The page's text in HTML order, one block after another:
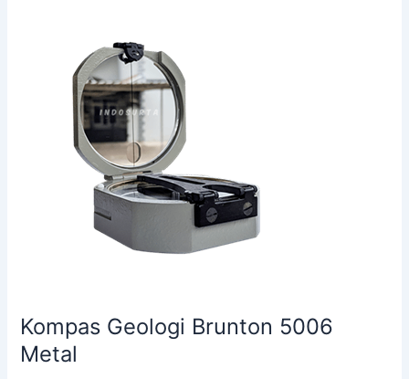
Kompas Geologi Brunton 5006
Metal